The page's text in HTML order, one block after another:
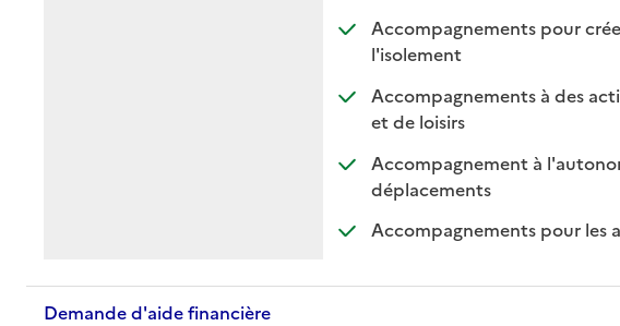
Accompagnements pour
l'isolement: disponible
: non disponible
Accompagnements à des
et de loisirs: disponible
: non disponible
Accompagnement à
déplacements: disponible
: non disponible
Accompagnements pour les
Demande d'aide financière